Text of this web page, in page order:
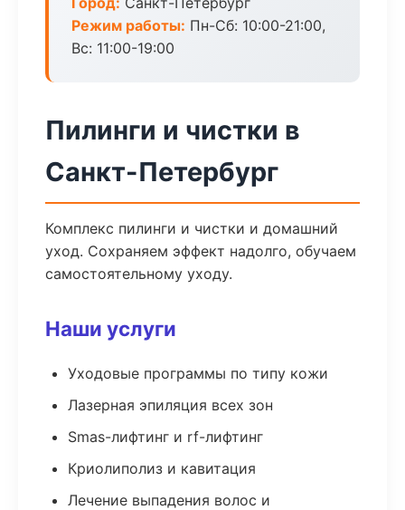
Режим работы: Пн-Сб: 10:00-21:00,
Вс: 11:00-19:00
Пилинги и чистки в
Санкт-Петербург
Комплекс пилинги и чистки и домашний
уход. Сохраняем эффект надолго, обучаем
самостоятельному уходу.
Наши услуги
Уходовые программы по типу кожи
Лазерная эпиляция всех зон
Smas-лифтинг и rf-лифтинг
Криолиполиз и кавитация
Лечение выпадения волос и